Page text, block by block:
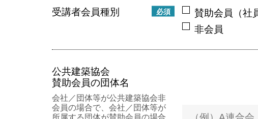
受講者会員種別 必須
賛助会員（社
非会員
公共建築協会
賛助会員の団体名
会社／団体等が公共建築協会非
会員の場合で、会社／団体等が